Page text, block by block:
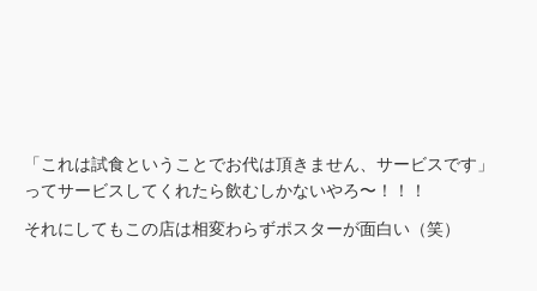
「これは試食ということでお代は頂きません、サービスです」
ってサービスしてくれたら飲むしかないやろ〜！！！
それにしてもこの店は相変わらずポスターが面白い（笑）